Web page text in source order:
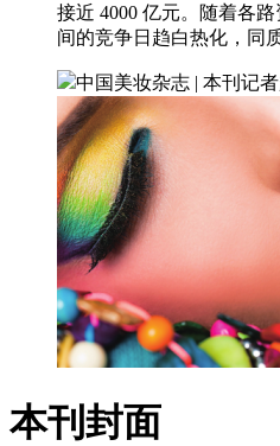
接近 4000 亿元。随着各
间的竞争日趋白热化，同
中国美妆杂志 | 本刊记者
本刊封面